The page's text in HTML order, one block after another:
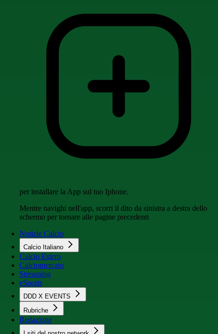
per installare la App sul tuo Iphone.
Mentre navighi nell'app, scorri il dito da sinistra a destra dello
schermo per tornare alle pagine precedenti
Notizie Calcio
Calcio Italiano
Calcio Estero
Calciomercato
Streaming
eSports
DDD X EVENTS
Rubriche
Redazione